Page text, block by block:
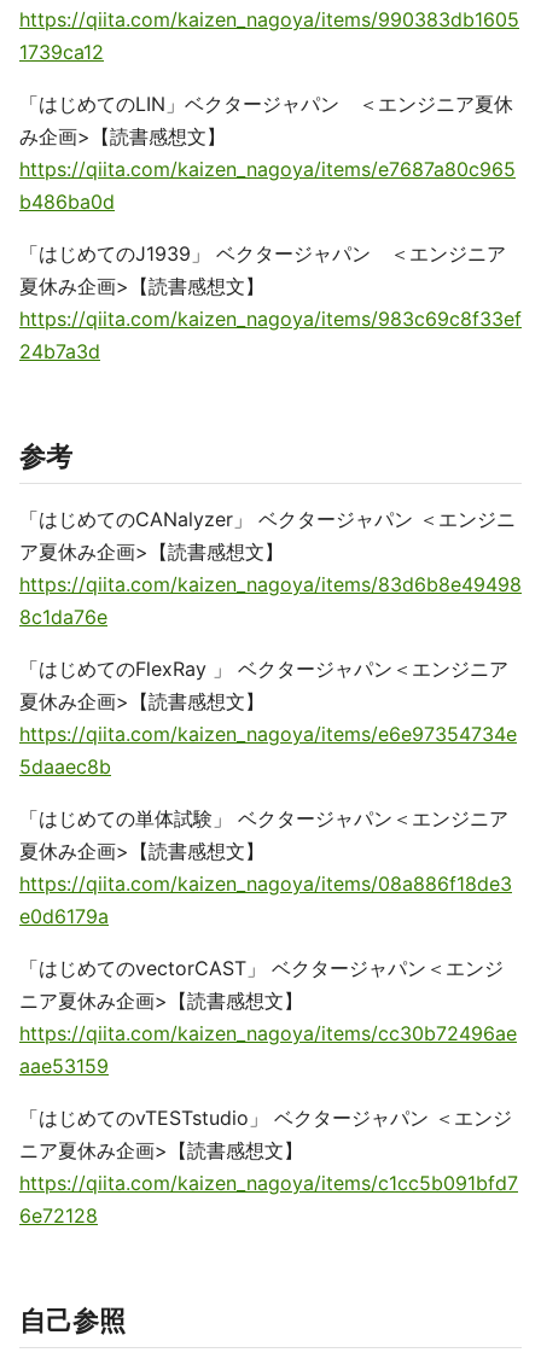
https://qiita.com/kaizen_nagoya/items/990383db1605
1739ca12
「はじめてのLIN」ベクタージャパン ＜エンジニア夏休
み企画>【読書感想文】
https://qiita.com/kaizen_nagoya/items/e7687a80c965
b486ba0d
「はじめてのJ1939」 ベクタージャパン ＜エンジニア
夏休み企画>【読書感想文】
https://qiita.com/kaizen_nagoya/items/983c69c8f33ef
24b7a3d
参考
「はじめてのCANalyzer」 ベクタージャパン ＜エンジニ
ア夏休み企画>【読書感想文】
https://qiita.com/kaizen_nagoya/items/83d6b8e49498
8c1da76e
「はじめてのFlexRay 」 ベクタージャパン＜エンジニア
夏休み企画>【読書感想文】
https://qiita.com/kaizen_nagoya/items/e6e97354734e
5daaec8b
「はじめての単体試験」 ベクタージャパン＜エンジニア
夏休み企画>【読書感想文】
https://qiita.com/kaizen_nagoya/items/08a886f18de3
e0d6179a
「はじめてのvectorCAST」 ベクタージャパン＜エンジ
ニア夏休み企画>【読書感想文】
https://qiita.com/kaizen_nagoya/items/cc30b72496ae
aae53159
「はじめてのvTESTstudio」 ベクタージャパン ＜エンジ
ニア夏休み企画>【読書感想文】
https://qiita.com/kaizen_nagoya/items/c1cc5b091bfd7
6e72128
自己参照